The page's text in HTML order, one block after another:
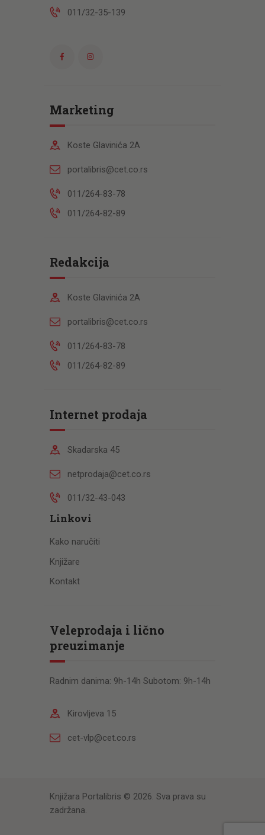
011/32-35-139
Marketing
Koste Glavinića 2A
portalibris@cet.co.rs
011/264-83-78
011/264-82-89
Redakcija
Koste Glavinića 2A
portalibris@cet.co.rs
011/264-83-78
011/264-82-89
Internet prodaja
Skadarska 45
netprodaja@cet.co.rs
011/32-43-043
Linkovi
Kako naručiti
Knjižare
Kontakt
Veleprodaja i lično
preuzimanje
Radnim danima: 9h-14h Subotom: 9h-14h
Kirovljeva 15
cet-vlp@cet.co.rs
Knjižara Portalibris © 2026. Sva prava su
zadržana.